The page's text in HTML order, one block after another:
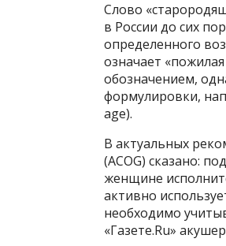
Слово
в России до сих
определенного
означает
обозначением,
формулировки,
age).
В актуальных
(ACOG) сказано:
женщине
активно
необходимо
«Газете.Ru»